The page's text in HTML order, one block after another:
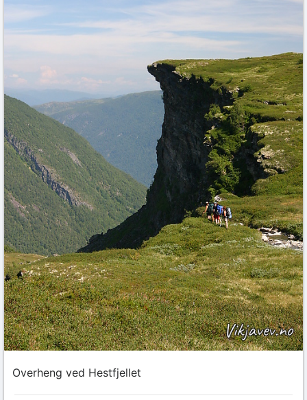
Overheng ved Hestfjellet